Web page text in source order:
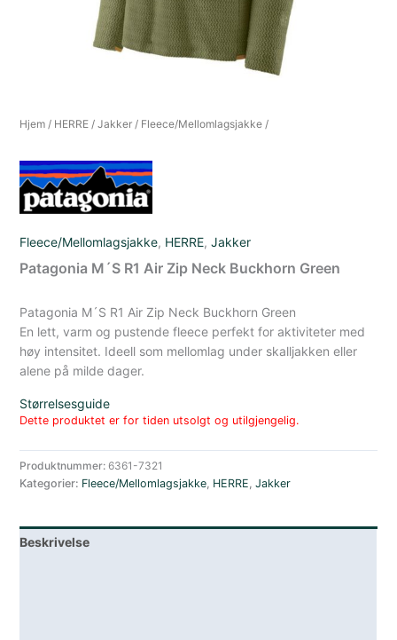
Hjem / HERRE /Jakker / Fleece/Mellomlagsjakke /
Fleece/Mellomlagsjakke, HERRE,Jakker
Patagonia M´S R1 Air Zip Neck Buckhorn Green
Patagonia M´S R1 Air Zip Neck Buckhorn Green
En lett, varm og pustende fleece perfekt for aktiviteter med
høy intensitet. Ideell som mellomlag under skalljakken eller
alene på milde dager.
Størrelsesguide
Dette produktet er for tiden utsolgt og utilgjengelig.
Produktnummer: 6361-7321
Kategorier: Fleece/Mellomlagsjakke HERRE ,Jakker
Beskrivelse